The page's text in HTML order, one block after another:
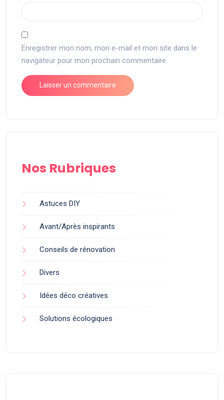
Enregistrer mon nom, mon e-mail et mon site dans le
navigateur pour mon prochain commentaire.
Nos Rubriques
Astuces DIY
Avant/Après inspirants
Conseils de rénovation
Divers
Idées déco créatives
Solutions écologiques